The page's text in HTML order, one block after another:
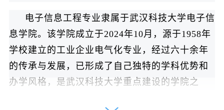
电子信息工程专业隶属于武汉科技大学电子信
息学院。该学院成立于2024年10月，源于1958年
学校建立的工业企业电气化专业，经过六十余年
的传承与发展，已形成了自己独特的学科优势和
办学风格，是武汉科技大学重点建设的学院之